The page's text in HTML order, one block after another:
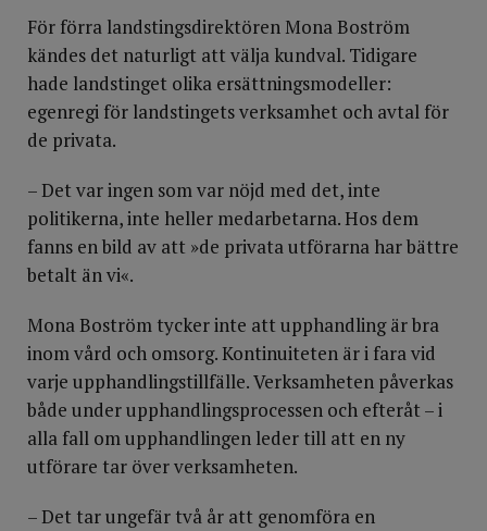
För förra landstingsdirektören Mona Boström
kändes det naturligt att välja kundval. Tidigare
hade landstinget olika ersättningsmodeller:
egenregi för landstingets verksamhet och avtal för
de privata.
– Det var ingen som var nöjd med det, inte
politikerna, inte heller medarbetarna. Hos dem
fanns en bild av att »de privata utförarna har bättre
betalt än vi«.
Mona Boström tycker inte att upphandling är bra
inom vård och omsorg. Kontinuiteten är i fara vid
varje upphandlingstillfälle. Verksamheten påverkas
både under upphandlingsprocessen och efteråt – i
alla fall om upphandlingen leder till att en ny
utförare tar över verksamheten.
– Det tar ungefär två år att genomföra en